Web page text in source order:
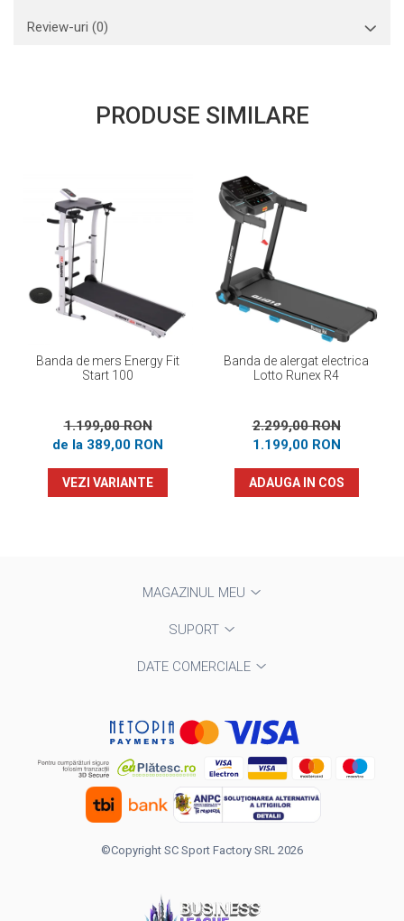
Review-uri (0)
PRODUSE SIMILARE
Banda de mers Energy Fit
Start 100
1.199,00 RON
de la 389,00 RON
VEZI VARIANTE
Banda de alergat electrica
Lotto Runex R4
2.299,00 RON
1.199,00 RON
ADAUGA IN COS
MAGAZINUL MEU
SUPORT
DATE COMERCIALE
©Copyright SC Sport Factory SRL 2026